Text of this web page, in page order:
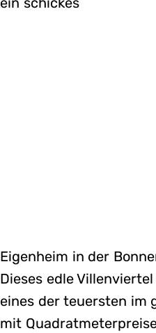
Eigenheim in der
Dieses edle
eines der teuersten im
mit